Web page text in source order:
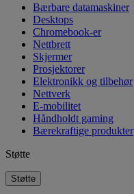
Bærbare datamaskiner
Desktops
Chromebook-er
Nettbrett
Skjermer
Prosjektorer
Elektronikk og tilbehør
Nettverk
E-mobilitet
Håndholdt gaming
Bærekraftige produkter
Støtte
Støtte